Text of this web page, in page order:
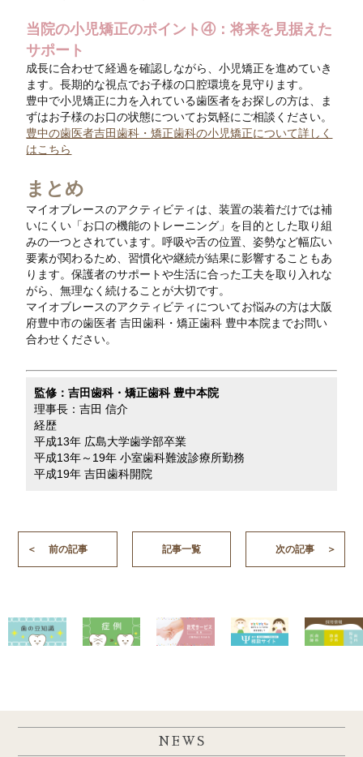
当院の小児矯正のポイント④：将来を見据えた
サポート
成長に合わせて経過を確認しながら、小児矯正を進めていき
ます。長期的な視点でお子様の口腔環境を見守ります。
豊中で小児矯正に力を入れている歯医者をお探しの方は、ま
ずはお子様のお口の状態についてお気軽にご相談ください。
豊中の歯医者吉田歯科・矯正歯科の小児矯正について詳しく
はこちら
まとめ
マイオブレースのアクティビティは、装置の装着だけでは補
いにくい「お口の機能のトレーニング」を目的とした取り組
みの一つとされています。呼吸や舌の位置、姿勢など幅広い
要素が関わるため、習慣化や継続が結果に影響することもあ
ります。保護者のサポートや生活に合った工夫を取り入れな
がら、無理なく続けることが大切です。
マイオブレースのアクティビティについてお悩みの方は大阪
府豊中市の歯医者 吉田歯科・矯正歯科 豊中本院までお問い
合わせください。
監修：吉田歯科・矯正歯科 豊中本院
理事長：吉田 信介
経歴
平成13年 広島大学歯学部卒業
平成13年～19年 小室歯科難波診療所勤務
平成19年 吉田歯科開院
前の記事 記事一覧 次の記事
NEWS